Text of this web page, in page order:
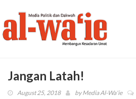
Jangan Latah!
August 25, 2018 byMedia Al-Wa'ie